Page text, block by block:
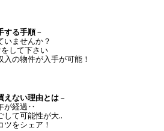
する手順–
いませんか？
して下さい
の物件が入手が可能！
えない理由とは–
が経過‥
して可能性が大..
をシェア！